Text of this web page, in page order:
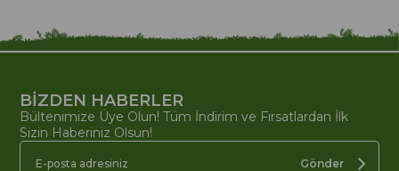
BİZDEN HABERLER
Bültenimize Üye Olun! Tüm İndirim ve Fırsatlardan İlk
Sizin Haberiniz Olsun!
Gönder